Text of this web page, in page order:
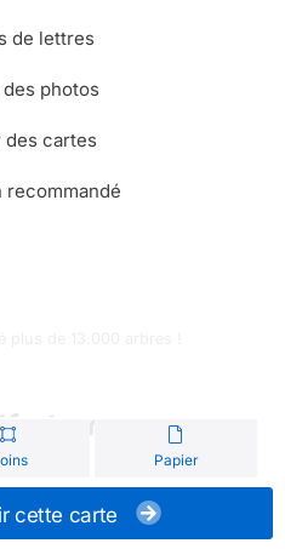
Papier
cette carte
de lettres
photos
des cartes
recommandé
de 13.000 arbres !
Facteur